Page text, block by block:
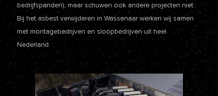
bedrijfspanden), maar schuwen ook andere projecten niet.
Bij het asbest verwijderen in Wassenaar werken wij samen
met montagebedrijven en sloopbedrijven uit heel
Nederland.